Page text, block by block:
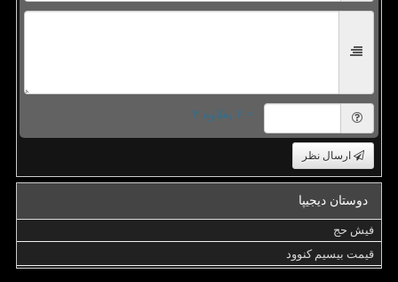
= ۶ بعلاوه ۴
ارسال نظر
دوستان دیجیپا
فیش حج
قیمت بیسیم کنوود